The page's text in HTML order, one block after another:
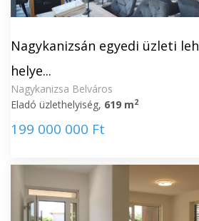
Nagykanizsán egyedi üzleti
helye...
Nagykanizsa Belváros
Eladó üzlethelyiség, 619 m2
199 000 000 Ft